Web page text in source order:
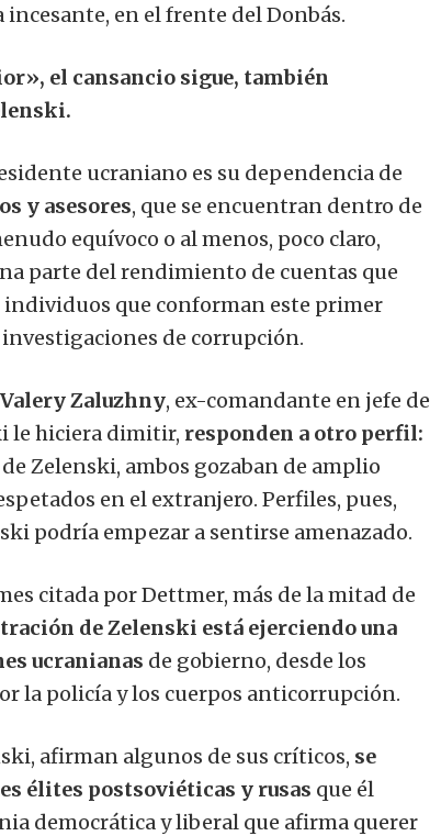
en el frente del Donbás.
el cansancio sigue, también
ucraniano es su dependencia de
y asesores, que se encuentran dentro de
equívoco o al menos, poco claro,
parte del rendimiento de cuentas que
individuos que conforman este primer
de corrupción.
Valery Zaluzhny, ex-comandante en jefe de
le hiciera dimitir, responden a otro perfil:
Zelenski, ambos gozaban de amplio
en el extranjero. Perfiles, pues,
podría empezar a sentirse amenazado.
citada por Dettmer, más de la mitad de
de Zelenski está ejerciendo una
ucranianas de gobierno, desde los
la policía y los cuerpos anticorrupción.
afirman algunos de sus críticos, se
élites postsoviéticas y rusas que él
democrática y liberal que afirma querer